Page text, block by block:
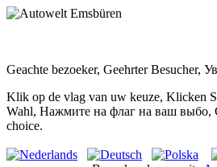
Geachte bezoeker, Geehrter Besucher,
Klik op de vlag van uw keuze, Klicken
Wahl, Нажмите на флаг на ваш выбо,
choice.